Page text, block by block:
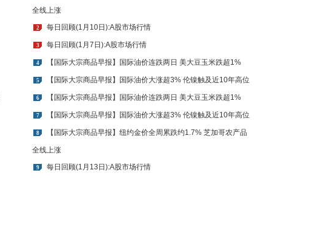
2 每日回顾(1月10日):A股市场行情
3 每日回顾(1月7日):A股市场行情
4 【国际大宗商品早报】国际油价连跌两日 美大豆玉米跌超1%
5 【国际大宗商品早报】国际油价大涨超3% 伦镍触及近10年高位
6 【国际大宗商品早报】国际油价连跌两日 美大豆玉米跌超1%
7 【国际大宗商品早报】国际油价大涨超3% 伦镍触及近10年高位
8 【国际大宗商品早报】纽约金价全周累跌约1.7% 芝加哥农产品
全线上涨
9 每日回顾(1月13日):A股市场行情